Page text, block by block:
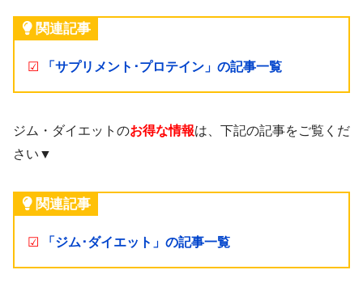
関連記事
☑ 「サプリメント･プロテイン」の記事一覧
ジム・ダイエットのお得な情報は、下記の記事をご覧くだ
さい▼
関連記事
☑ 「ジム･ダイエット」の記事一覧